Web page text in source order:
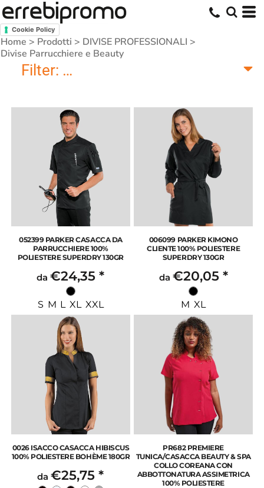
Cookie Policy
Home > Prodotti > DIVISE PROFESSIONALI >
Divise Parrucchiere e Beauty
Filter: Divise Parrucchiere e Beauty
052399 PARKER CASACCA DA
PARRUCCHIERE 100%
POLIESTERE SUPERDRY 130GR
da€24,35*
S M L XL XXL
006099 PARKER KIMONO
CLIENTE 100% POLIESTERE
SUPERDRY 130GR
da €20,05 *
M XL
0026 ISACCO CASACCA HIBISCUS
100% POLIESTERE BOHÈME 180GR
da€25,75*
PR682 PREMIERE
TUNICA/CASACCA BEAUTY & SPA
COLLO COREANA CON
ABBOTTONATURA ASSIMETRICA
100% POLIESTERE